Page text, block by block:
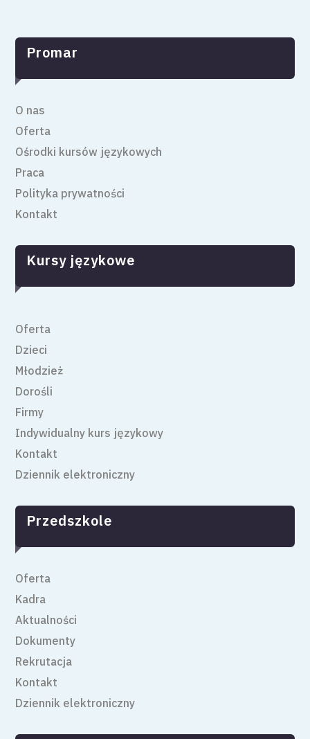
Promar
O nas
Oferta
Ośrodki kursów językowych
Praca
Polityka prywatności
Kontakt
Kursy językowe
Oferta
Dzieci
Młodzież
Dorośli
Firmy
Indywidualny kurs językowy
Kontakt
Dziennik elektroniczny
Przedszkole
Oferta
Kadra
Aktualności
Dokumenty
Rekrutacja
Kontakt
Dziennik elektroniczny